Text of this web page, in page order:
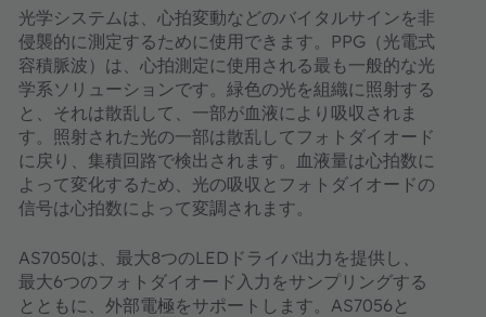
光学システムは、心拍変動などのバイタルサインを非
侵襲的に測定するために使用できます。PPG（光電式
容積脈波）は、心拍測定に使用される最も一般的な光
学系ソリューションです。緑色の光を組織に照射する
と、それは散乱して、一部が血液により吸収されま
す。照射された光の一部は散乱してフォトダイオード
に戻り、集積回路で検出されます。血液量は心拍数に
よって変化するため、光の吸収とフォトダイオードの
信号は心拍数によって変調されます。
AS7050は、最大8つのLEDドライバ出力を提供し、
最大6つのフォトダイオード入力をサンプリングする
とともに、外部電極をサポートします。AS7056と